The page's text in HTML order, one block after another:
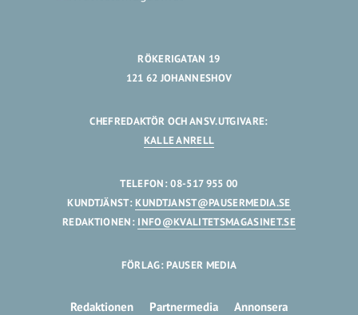
RÖKERIGATAN 19
121 62 JOHANNESHOV
CHEFREDAKTÖR OCH ANSV.UTGIVARE:
KALLE ANRELL
TELEFON: 08-517 955 00
KUNDTJÄNST:KUNDTJANST@PAUSERMEDIA.SE
REDAKTIONEN: INFO@KVALITETSMAGASINET.SE
FÖRLAG: PAUSER MEDIA
Redaktionen Partnermedia Annonsera